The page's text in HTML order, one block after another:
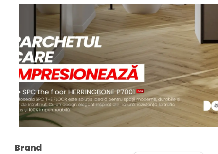
Parchet
Parchet
laminat
Parchet
stratificat
Pardoseala
SPC
Accesorii
parchet
Brand